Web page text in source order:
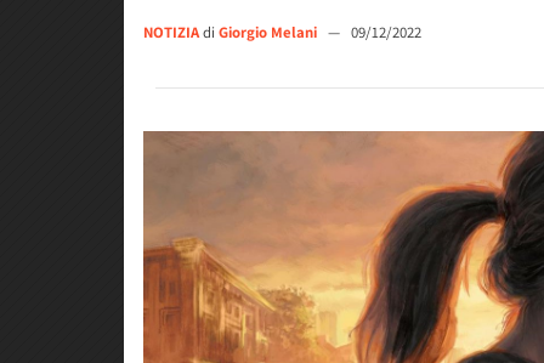
NOTIZIAdi Giorgio Melani — 09/12/2022